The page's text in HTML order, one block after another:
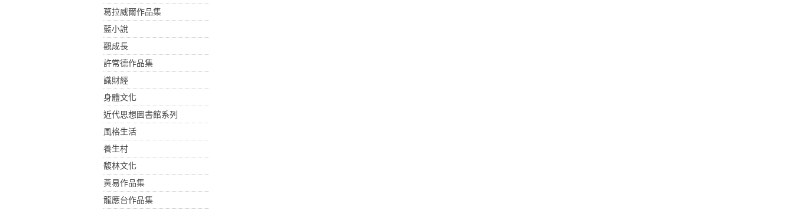
葛拉威爾作品集
藍小說
觀成長
許常德作品集
識財經
身體文化
近代思想圖書館系列
風格生活
養生村
馥林文化
黃易作品集
龍應台作品集